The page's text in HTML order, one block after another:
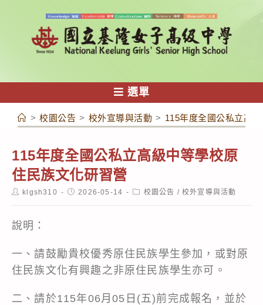
容
選單
> 校園公告 > 校外宣導與活動 > 115年度全國公私立高
115年度全國公私立高級中等學校原
住民族文化研習營
Postklgsh310
Post2026-05-14
Post校園公告 / 校外宣導與活動
說明：
一、請鼓勵貴校優秀原住民族學生參加，或對原
住民族文化有興趣之非原住民族學生亦可。
二、請於115年06月05日(五)前完成報名，並於